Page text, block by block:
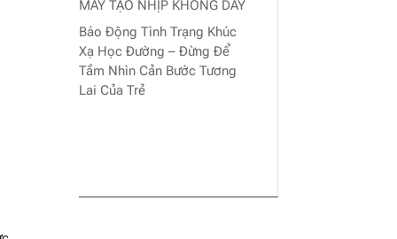
MÁY TẠO NHỊP KHÔNG DÂY
Báo Động Tình Trạng Khúc
Xạ Học Đường – Đừng Để
Tầm Nhìn Cản Bước Tương
Lai Của Trẻ